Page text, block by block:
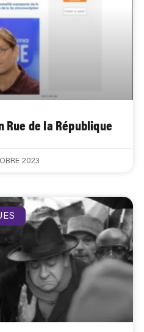
de la République
2023